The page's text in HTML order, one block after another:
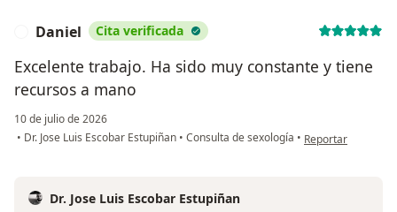
Daniel Cita verificada
Excelente trabajo. Ha sido muy constante y tiene
recursos a mano
10 de julio de 2026
• Dr. Jose Luis Escobar Estupiñan • Consulta de sexología • en opinión del
Reportar
Dr. Jose Luis Escobar Estupiñan